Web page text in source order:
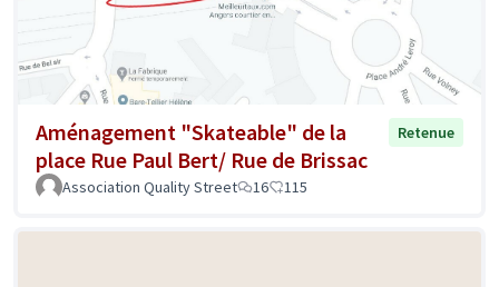
Aménagement "Skateable" de la
place Rue Paul Bert/ Rue de Brissac
Retenue
Association Quality Street 16 115